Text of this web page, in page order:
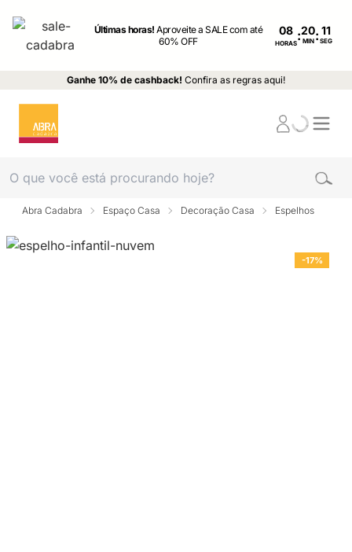
Últimas horas!Aproveite a SALE com até
60% OFF
08
HORAS: MIN : SEG
Ganhe 10% de cashback! Confira as regras aqui!
Abra Cadabra Espaço Casa Decoração Casa Espelhos
-17%